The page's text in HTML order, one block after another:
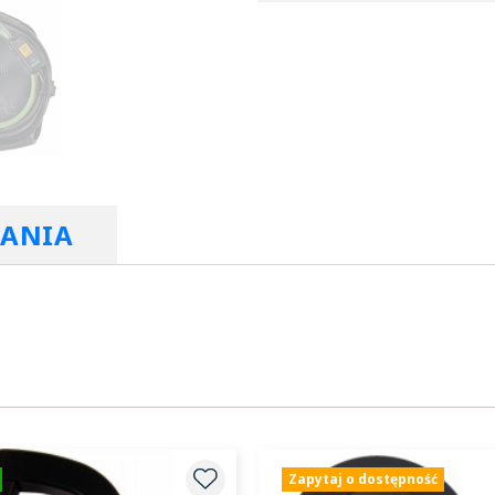
Zapytaj o dostępność